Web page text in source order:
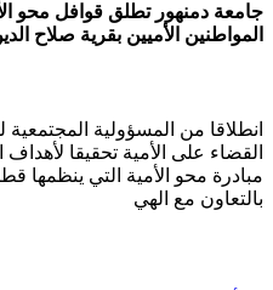
جامعة دمنهور تطلق قوافل محو
المواطنين الأميين بقرية صلاح
انطلاقا من المسؤولية
القضاء على الأمية تحقيقا
مبادرة محو الأمية التي ينظمها
بالتعاون مع الهي